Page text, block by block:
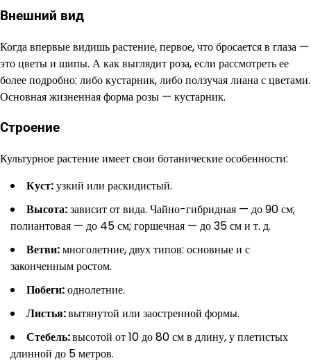
Внешний вид
Когда впервые видишь растение, первое, что бросается в глаза —
это цветы и шипы. А как выглядит роза, если рассмотреть ее
более подробно: либо кустарник, либо ползучая лиана с цветами.
Основная жизненная форма розы — кустарник.
Строение
Культурное растение имеет свои ботанические особенности:
Куст:узкий или раскидистый.
Высота:зависит от вида. Чайно-гибридная — до 90 см;
полиантовая — до 45 см; горшечная — до 35 см и т. д.
Ветви:многолетние, двух типов: основные и с
законченным ростом.
Побеги:однолетние.
Листья:вытянутой или заостренной формы.
Стебель:высотой от 10 до 80 см в длину, у плетистых
длинной до 5 метров.